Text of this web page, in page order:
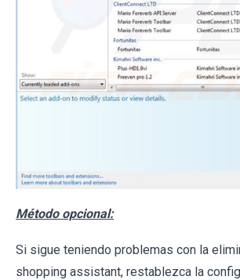
Método opcional:
Si sigue teniendo problemas con la
shopping assistant, restablezca la